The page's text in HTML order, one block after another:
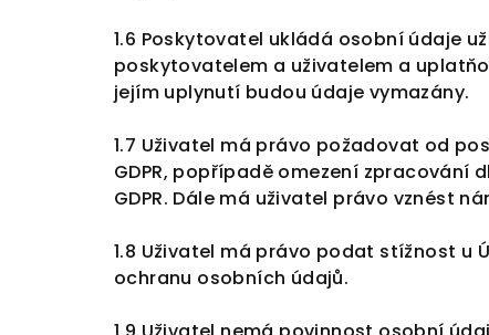
1.6 Poskytovatel ukládá osobní údaje
poskytovatelem a uživatelem a
jejím uplynutí budou údaje vymazány.
1.7 Uživatel má právo požadovat od
GDPR, popřípadě omezení zpracování
GDPR. Dále má uživatel právo vznést
1.8 Uživatel má právo podat stížnost u
ochranu osobních údajů.